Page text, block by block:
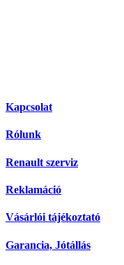
Kapcsolat
Rólunk
Renault szerviz
Reklamáció
Vásárlói tájékoztató
Garancia, Jótállás